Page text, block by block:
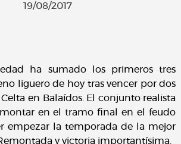
19/08/2017
ha sumado los primeros tres
liguero de hoy tras vencer por dos
Celta en Balaídos. El conjunto realista
en el tramo final en el feudo
empezar la temporada de la mejor
y victoria importantísima.